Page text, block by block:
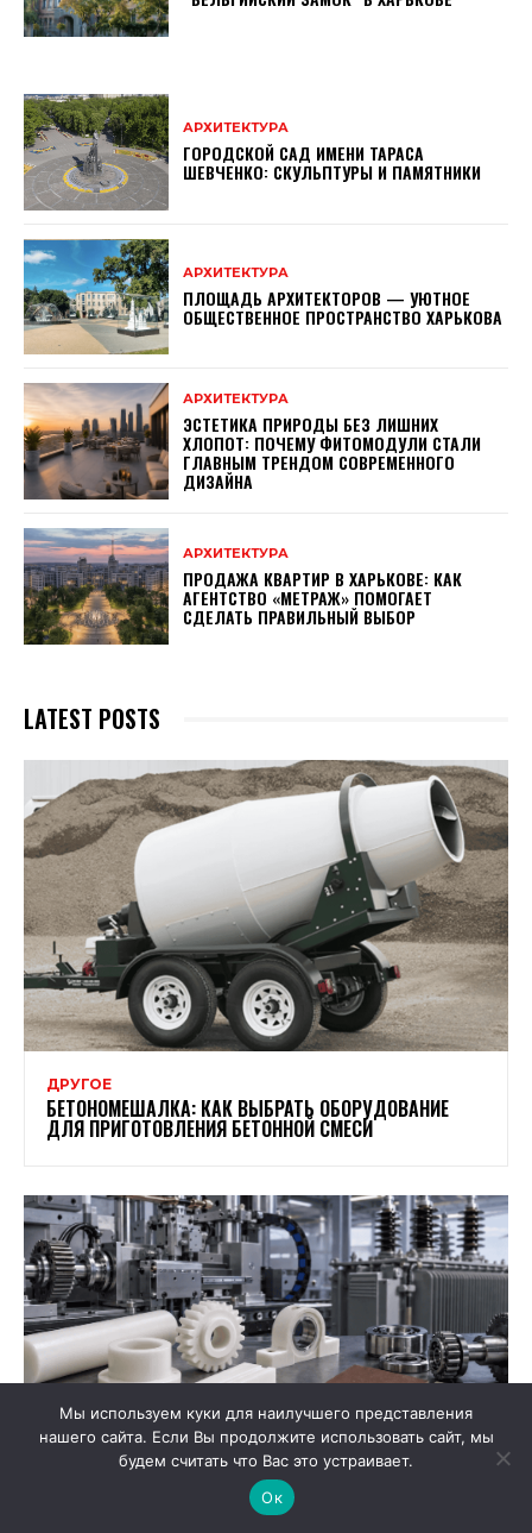
АРХИТЕКТУРА
ГОРОДСКОЙ САД ИМЕНИ ТАРАСА
ШЕВЧЕНКО: СКУЛЬПТУРЫ И ПАМЯТНИКИ
АРХИТЕКТУРА
ПЛОЩАДЬ АРХИТЕКТОРОВ — УЮТНОЕ
ОБЩЕСТВЕННОЕ ПРОСТРАНСТВО ХАРЬКОВА
АРХИТЕКТУРА
ЭСТЕТИКА ПРИРОДЫ БЕЗ ЛИШНИХ
ХЛОПОТ: ПОЧЕМУ ФИТОМОДУЛИ СТАЛИ
ГЛАВНЫМ ТРЕНДОМ СОВРЕМЕННОГО
ДИЗАЙНА
АРХИТЕКТУРА
ПРОДАЖА КВАРТИР В ХАРЬКОВЕ: КАК
АГЕНТСТВО «МЕТРАЖ» ПОМОГАЕТ
СДЕЛАТЬ ПРАВИЛЬНЫЙ ВЫБОР
LATEST POSTS
ДРУГОЕ
БЕТОНОМЕШАЛКА: КАК ВЫБРАТЬ ОБОРУДОВАНИЕ
ДЛЯ ПРИГОТОВЛЕНИЯ БЕТОННОЙ СМЕСИ
Мы используем куки для наилучшего представления
нашего сайта. Если Вы продолжите использовать сайт, мы
будем считать что Вас это устраивает.
Ок